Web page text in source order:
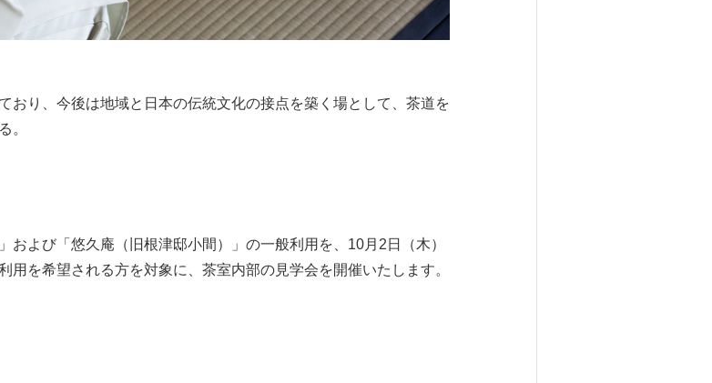
おり、今後は地域と日本の伝統文化の接点を築く場として、茶道を
。
および「悠久庵（旧根津邸小間）」の一般利用を、10月2日（木）
用を希望される方を対象に、茶室内部の見学会を開催いたします。